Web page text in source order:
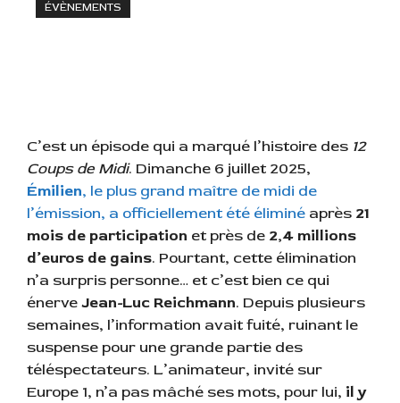
ÉVÈNEMENTS
C’est un épisode qui a marqué l’histoire des 12
Coups de Midi. Dimanche 6 juillet 2025,
Émilien, le plus grand maître de midi de
l’émission, a officiellement été éliminé après 21
mois de participation et près de 2,4 millions
d’euros de gains. Pourtant, cette élimination
n’a surpris personne… et c’est bien ce qui
énerveJean-Luc Reichmann. Depuis plusieurs
semaines, l’information avait fuité, ruinant le
suspense pour une grande partie des
téléspectateurs. L’animateur, invité sur
Europe 1, n’a pas mâché ses mots, pour lui, il y